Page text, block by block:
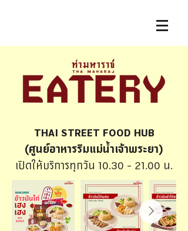
THAI STREET FOOD HUB
(ศูนย์อาหารริมแม่น้ำเจ้าพระยา)
เปิดให้บริการทุกวัน 10.30 - 21.00 น.